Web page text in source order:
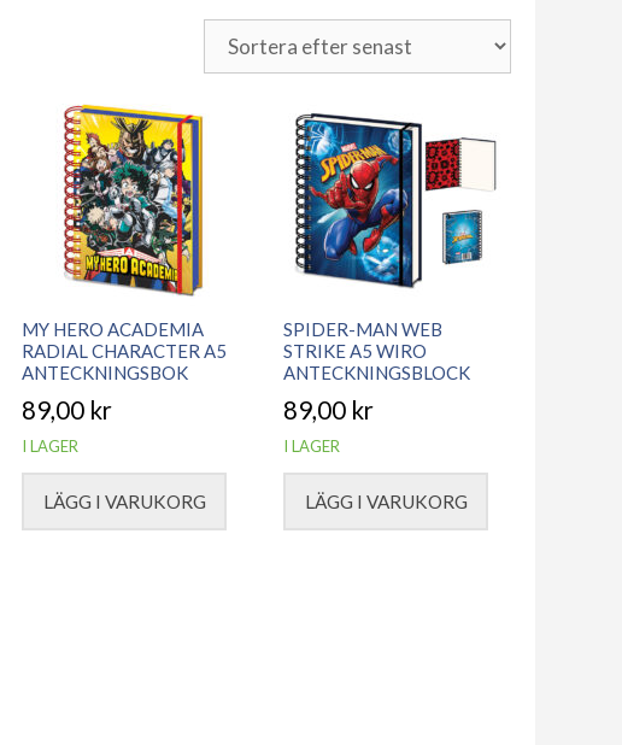
MY HERO ACADEMIA
RADIAL CHARACTER A5
ANTECKNINGSBOK
89,00 kr
I LAGER
LÄGG I VARUKORG
SPIDER-MAN WEB
STRIKE A5 WIRO
ANTECKNINGSBLOCK
89,00 kr
I LAGER
LÄGG I VARUKORG